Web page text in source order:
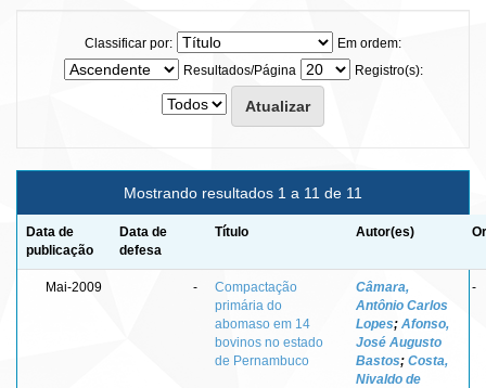
Classificar por:
Em ordem:
Resultados/Página
Registro(s):
Mostrando resultados 1 a 11 de 11
Data de
publicação
Data de
defesa
Título Autor(es)
Mai-2009 -
Compactação
primária do
abomaso em 14
bovinos no estado
de Pernambuco
Câmara,
Antônio Carlos
Lopes; Afonso,
José Augusto
Bastos; Costa,
Nivaldo de
-